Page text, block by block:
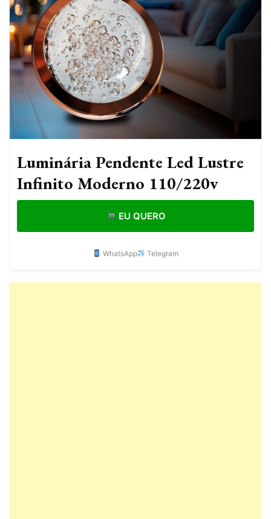
Luminária Pendente Led Lustre
Infinito Moderno 110/220v
EU QUERO
WhatsApp Telegram